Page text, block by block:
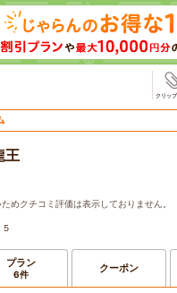
王
めクチコミ評価は表示しておりません。
プラン
6件 クーポン